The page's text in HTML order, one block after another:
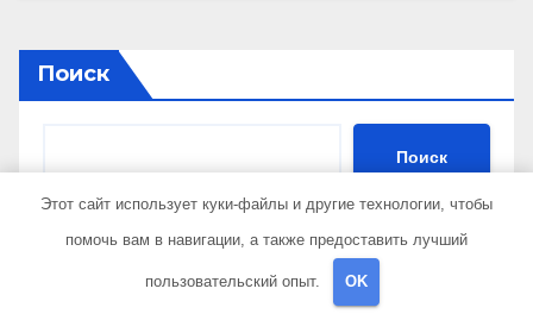
Поиск
Поиск
Последние публикации
Этот сайт использует куки-файлы и другие технологии, чтобы
помочь вам в навигации, а также предоставить лучший
пользовательский опыт. OK